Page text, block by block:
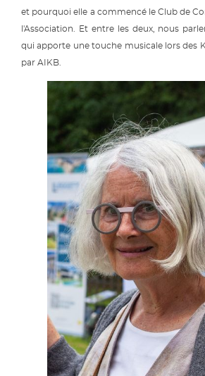
et pourquoi elle a commencé le Club de
l'Association. Et entre les deux, nous
qui apporte une touche musicale lors des
par AIKB.